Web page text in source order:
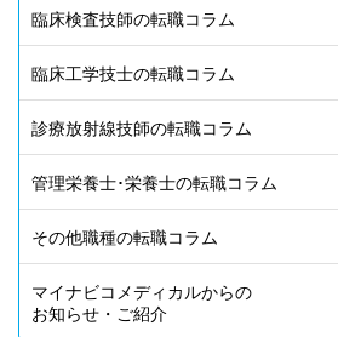
臨床検査技師の転職コラム
臨床工学技士の転職コラム
診療放射線技師の転職コラム
管理栄養士･栄養士の転職コラム
その他職種の転職コラム
マイナビコメディカルからの
お知らせ・ご紹介